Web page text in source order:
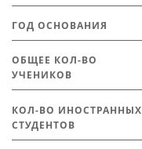
ГОД ОСНОВАНИЯ
ОБЩЕЕ КОЛ-ВО
УЧЕНИКОВ
КОЛ-ВО ИНОСТРАННЫХ
СТУДЕНТОВ